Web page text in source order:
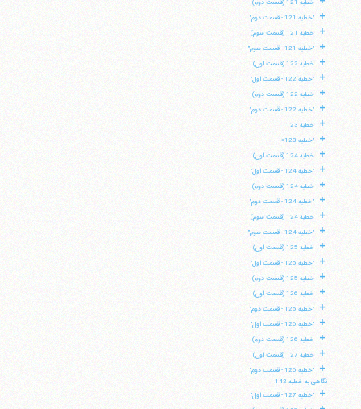
خطبه 121 (قسمت دوم)
+ "خطبه 121 - قسمت دوم"
+ خطبه 121 (قسمت سوم)
+ "خطبه 121 - قسمت سوم"
+ خطبه 122 (قسمت اول)
+ "خطبه 122 - قسمت اول"
+ خطبه 122 (قسمت دوم)
+ "خطبه 122 - قسمت دوم"
+ خطبه 123
+ "خطبه 123»
+ خطبه 124 (قسمت اول)
+ "خطبه 124 - قسمت اول"
+ خطبه 124 (قسمت دوم)
+ "خطبه 124 - قسمت دوم"
+ خطبه 124 (قسمت سوم)
+ "خطبه 124 - قسمت سوم"
+ خطبه 125 (قسمت اول)
+ "خطبه 125 - قسمت اول"
+ خطبه 125 (قسمت دوم)
+ خطبه 126 (قسمت اول)
+ "خطبه 125 - قسمت دوم"
+ "خطبه 126 - قسمت اول"
+ خطبه 126 (قسمت دوم)
+ خطبه 127 (قسمت اول)
+
"خطبه 126 - قسمت دوم"
نگاهی به خطبه 142
+ "خطبه 127 - قسمت اول"